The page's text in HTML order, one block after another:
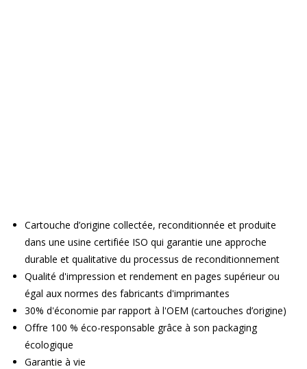
Cartouche d’origine collectée, reconditionnée et produite
dans une usine certifiée ISO qui garantie une approche
durable et qualitative du processus de reconditionnement
Qualité d'impression et rendement en pages supérieur ou
égal aux normes des fabricants d'imprimantes
30% d'économie par rapport à l'OEM (cartouches d’origine)
Offre 100 % éco-responsable grâce à son packaging
écologique
Garantie à vie